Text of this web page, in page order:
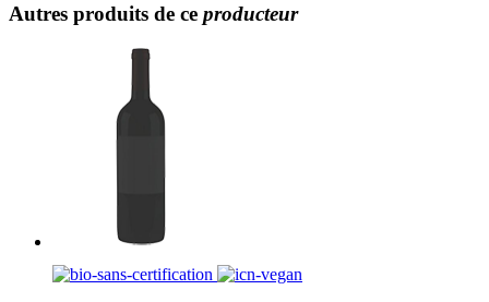
Autres produits de ce producteur